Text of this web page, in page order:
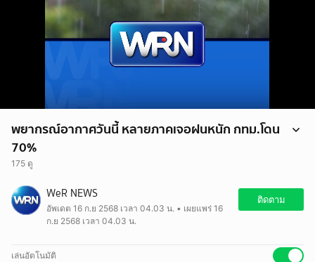
พยากรณ์อากาศวันนี้ หลายภาคเจอฝนหนัก กทม.โดน
70%
175 ดู
พยากรณ์อากาศวันนี้ หลายภาคเจอฝนหนัก กทม.โดน 70%
WeR NEWS
อัพเดต 16 ก.ย 2568 เวลา 04.03 น. • เผยแพร่ 16
ก.ย 2568 เวลา 04.03 น.
ติดตาม
เล่นอัตโนมัติ